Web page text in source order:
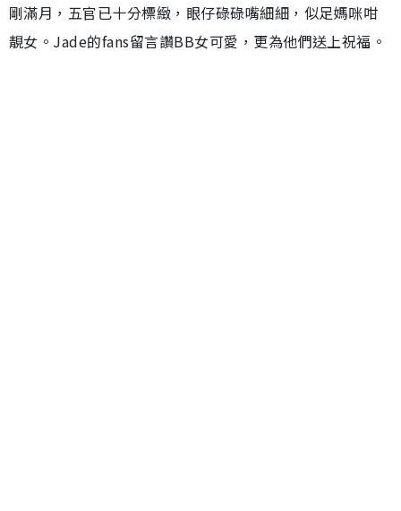
剛滿月，五官已十分標緻，眼仔碌碌嘴細細，似足媽咪咁
靚女。Jade的fans留言讚BB女可愛，更為他們送上祝福。